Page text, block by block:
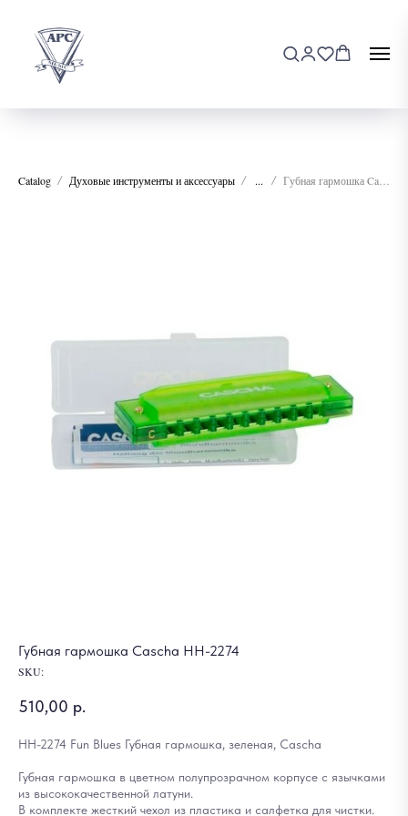
Catalog Духовые инструменты и аксессуары ...
Губная гармошка Cascha HH-2274
SKU:
510,00 р.
HH-2274 Fun Blues Губная гармошка, зеленая, Cascha
Губная гармошка в цветном полупрозрачном корпусе с язычками
из высококачественной латуни.
В комплекте жесткий чехол из пластика и салфетка для чистки.